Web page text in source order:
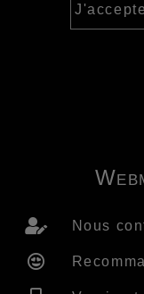
Nous